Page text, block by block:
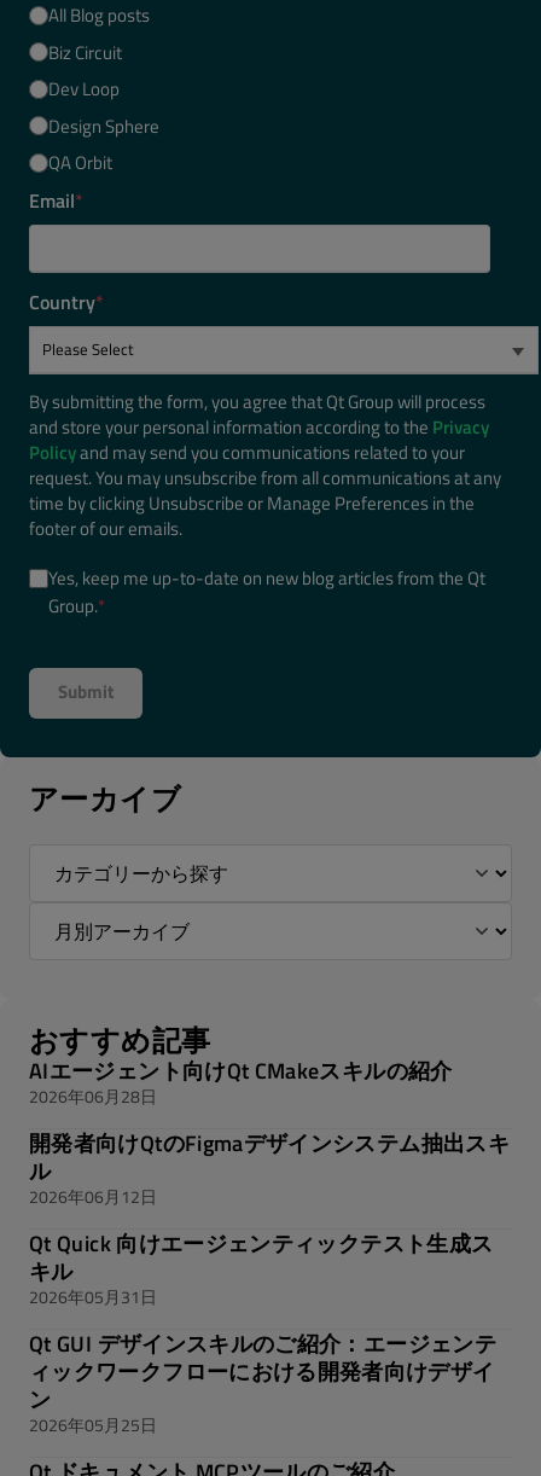
All Blog posts
Biz Circuit
Dev Loop
Design Sphere
QA Orbit
Email*
Country*
By submitting the form, you agree that Qt Group will process
and store your personal information according to the Privacy
Policyand may send you communications related to your
request. You may unsubscribe from all communications at any
time by clicking Unsubscribe or Manage Preferences in the
footer of our emails.
Yes, keep me up-to-date on new blog articles from the Qt
Group.*
アーカイブ
おすすめ記事
AIエージェント向けQt CMakeスキルの紹介
2026年06月28日
開発者向けQtのFigmaデザインシステム抽出スキ
ル
2026年06月12日
Qt Quick 向けエージェンティックテスト生成ス
キル
2026年05月31日
Qt GUI デザインスキルのご紹介：エージェンテ
ィックワークフローにおける開発者向けデザイ
ン
2026年05月25日